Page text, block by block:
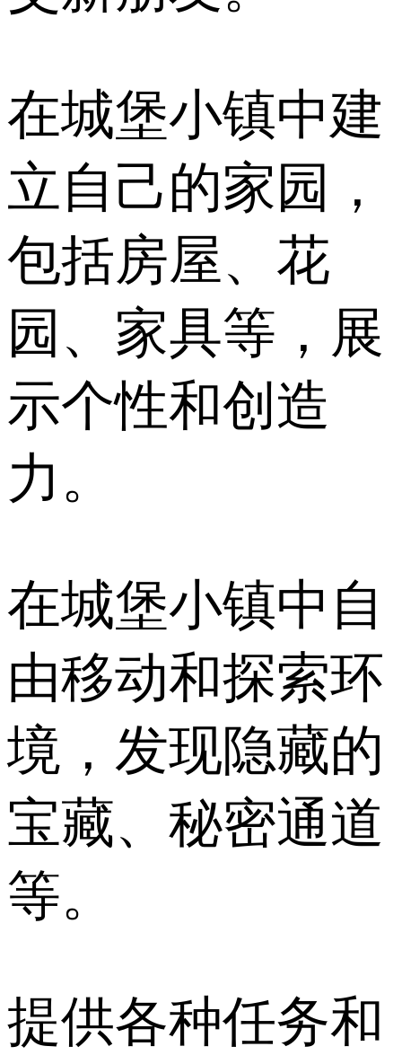
在城堡小镇中建
立自己的家园，
包括房屋、花
园、家具等，展
示个性和创造
力。
在城堡小镇中自
由移动和探索环
境，发现隐藏的
宝藏、秘密通道
等。
提供各种任务和